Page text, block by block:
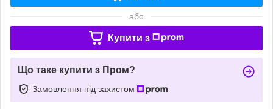
або
Купити з
Що таке купити з Пром?
Замовлення під захистом